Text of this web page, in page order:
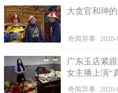
清军入关的时候，八旗都是满人
兵
清朝中期以前，八旗和绿营
务废弛，日趋腐败。在清朝中期和
堪重用，于是就开始招募一些地方
大贪官和珅
奇闻异事 2020-
广东玉店紧
女主播上演“
奇闻异事 2020-